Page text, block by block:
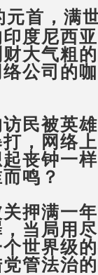
首，满
度尼西
大气粗
公司的
民被英
，网络
丧钟一
鸣？
押满一
当局用
世界级
管法治